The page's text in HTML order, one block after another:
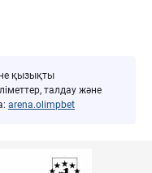
қызықты
талдау және
arena.olimpbet